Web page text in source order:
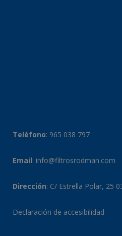
Teléfono: 965 038 797
Email: info@filtrosrodman.com
Dirección: C/ Estrella Polar, 25
Declaración de accesibilidad